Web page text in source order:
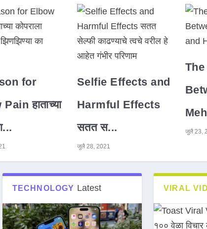
for
हाताच्या
Selfie Effects and
Harmful Effects
सतत स...
जुलै 28, 2021
जुलै 23,
TECHNOLOGY Latest VIRAL